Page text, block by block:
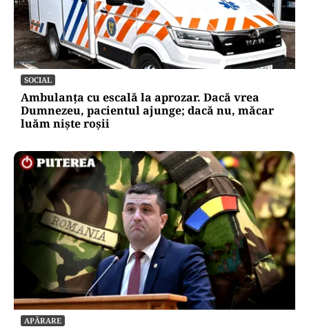
SOCIAL
Ambulanța cu escală la aprozar. Dacă vrea
Dumnezeu, pacientul ajunge; dacă nu, măcar
luăm niște roșii
APĂRARE